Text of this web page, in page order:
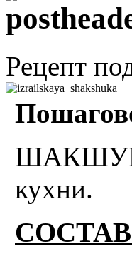
Рецепт
ШАКШУКА
кухни.